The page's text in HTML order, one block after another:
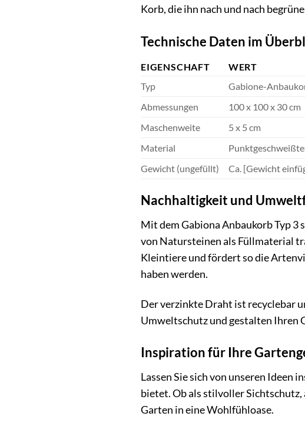
Korb, die ihn nach und nach
Technische Daten im
EIGENSCHAFT
WERT
Typ
Gabione-
Abmessungen
100 x 100 x 30 cm
Maschenweite
5 x 5 cm
Material
Gewicht (ungefüllt)
Ca. [Gewicht
Nachhaltigkeit und
Mit dem Gabiona Anbaukorb Typ
von Natursteinen als Füllmaterial
Kleintiere und fördert so die
haben werden.
Der verzinkte Draht ist recyclebar
Umweltschutz und gestalten Ihren
Inspiration für Ihre
Lassen Sie sich von unseren Ideen
bietet. Ob als stilvoller
Garten in eine Wohlfühloase.